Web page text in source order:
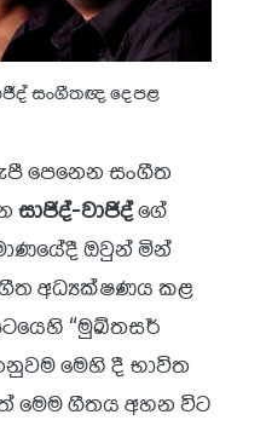
සංගීතඥ දෙපළ
පෙනෙන සංගීත
සාජිද්-වාජිද්ගේ
ඔවුන් මින්
අධ්‍යක්ෂණය කළ
“මුඛ්තසර්
මෙහි දී භාවිත
මෙම ගීතය අහන විට